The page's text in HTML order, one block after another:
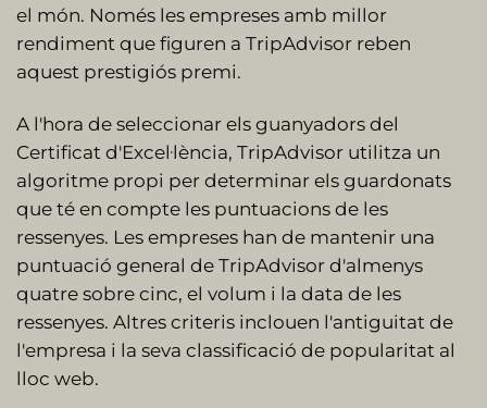
el món. Només les empreses amb millor
rendiment que figuren a TripAdvisor reben
aquest prestigiós premi.
A l'hora de seleccionar els guanyadors del
Certificat d'Excel·lència, TripAdvisor utilitza un
algoritme propi per determinar els guardonats
que té en compte les puntuacions de les
ressenyes. Les empreses han de mantenir una
puntuació general de TripAdvisor d'almenys
quatre sobre cinc, el volum i la data de les
ressenyes. Altres criteris inclouen l'antiguitat de
l'empresa i la seva classificació de popularitat al
lloc web.